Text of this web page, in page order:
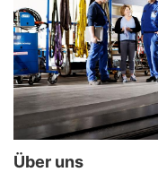
Über uns